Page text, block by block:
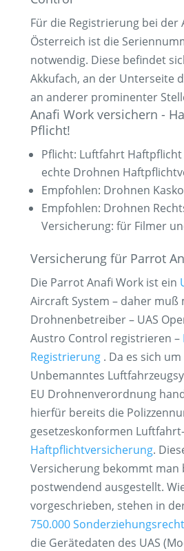
Für die Registrierung bei
Österreich ist die
notwendig. Diese befindet
Akkufach, an der Unterseite
an anderer prominenter
Anafi Work versichern -
Pflicht!
Pflicht: Luftfahrt Haftpflicht
echte Drohnen
Empfohlen: Drohnen
Empfohlen: Drohnen
Versicherung: für Filmer
Versicherung für Parrot
Die Parrot Anafi Work ist ein
Aircraft System – daher muß
Drohnenbetreiber – UAS
Austro Control registrieren –
Registrierung . Da es sich um
Unbemanntes
EU Drohnenverordnung
hierfür bereits die
gesetzeskonformen
Haftpflichtversicherung.
Versicherung bekommt
postwendend ausgestellt.
vorgeschrieben, stehen in
750.000
die Gerätedaten des UAS